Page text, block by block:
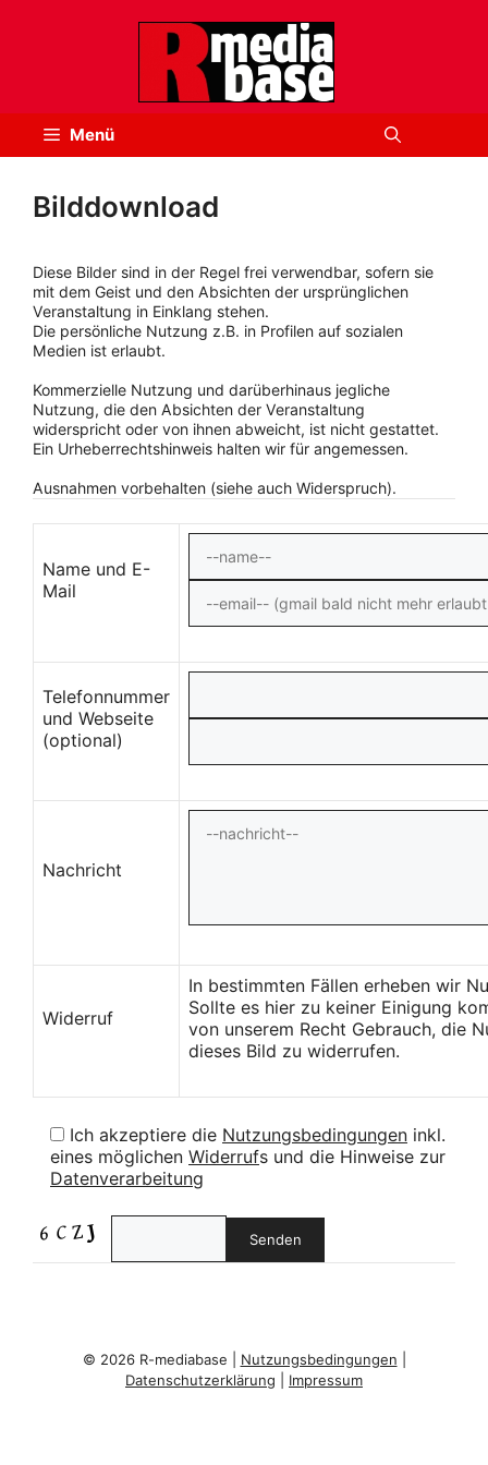
Menü
Bilddownload
Diese Bilder sind in der Regel frei verwendbar, sofern sie
mit dem Geist und den Absichten der ursprünglichen
Veranstaltung in Einklang stehen.
Die persönliche Nutzung z.B. in Profilen auf sozialen
Medien ist erlaubt.
Kommerzielle Nutzung und darüberhinaus jegliche
Nutzung, die den Absichten der Veranstaltung
widerspricht oder von ihnen abweicht, ist nicht gestattet.
Ein Urheberrechtshinweis halten wir für angemessen.
Ausnahmen vorbehalten (siehe auch Widerspruch).
Name und E-
Mail
Telefonnummer
und Webseite
(optional)
Nachricht
Widerruf
In bestimmten Fällen erheben wir
Sollte es hier zu keiner Einigung
von unserem Recht Gebrauch, die
dieses Bild zu widerrufen.
Ich akzeptiere die Nutzungsbedingungen inkl.
eines möglichen Widerrufs und die Hinweise zur
Datenverarbeitung
© 2026 R-mediabase | Nutzungsbedingungen
Datenschutzerklärung
Impressum